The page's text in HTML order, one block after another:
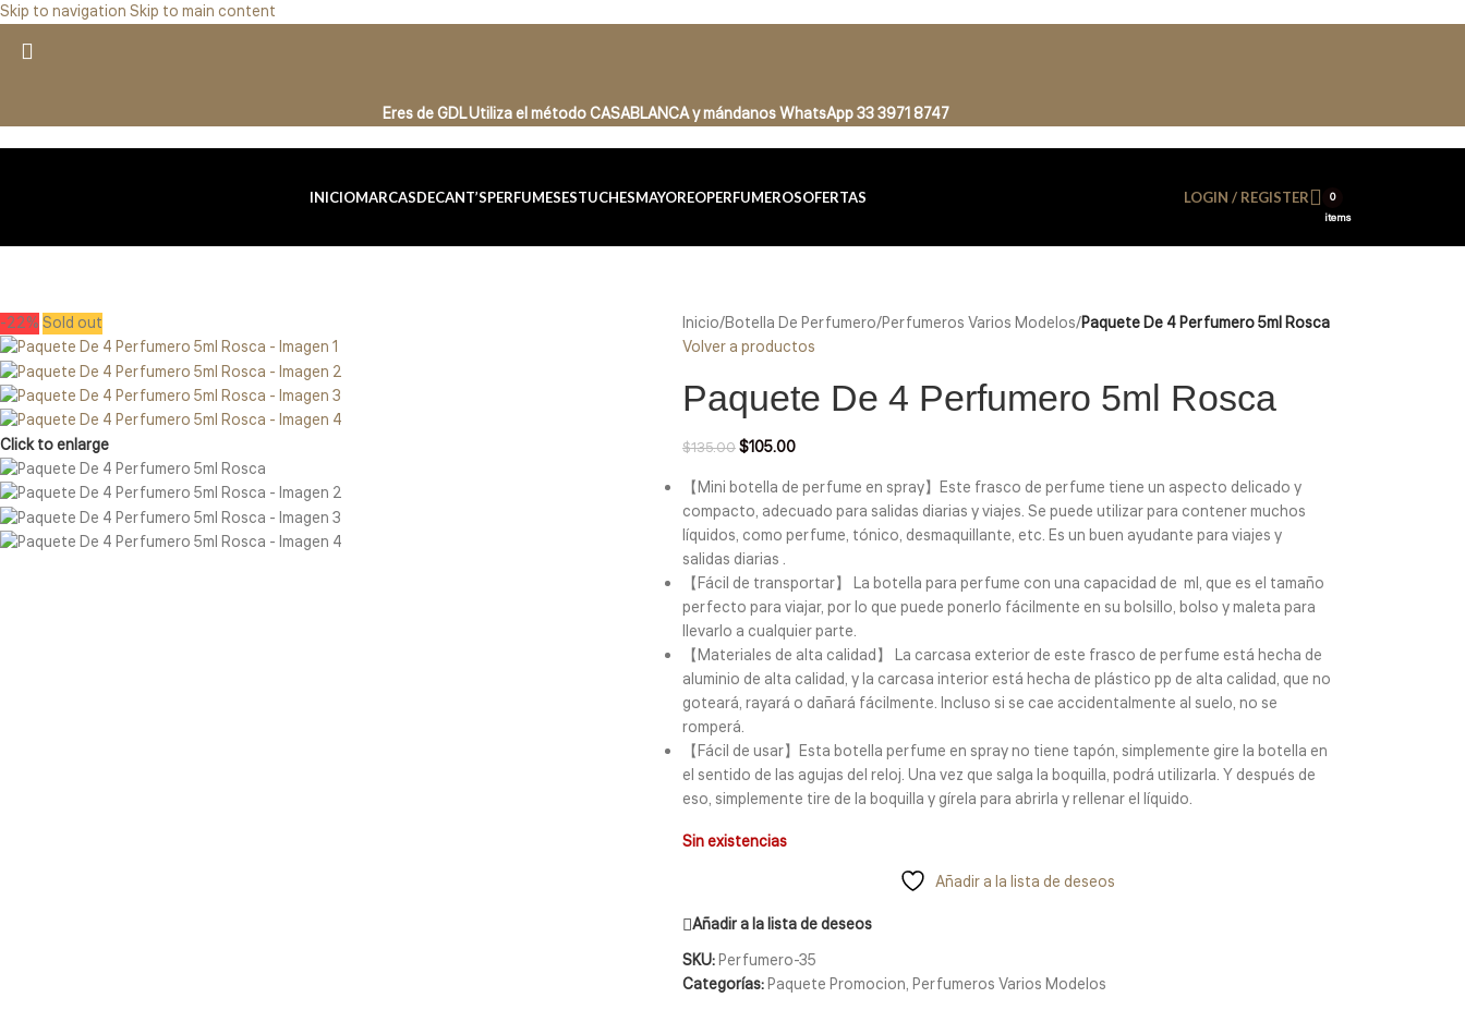
Skip to navigation Skip to main content
Eres de GDL Utiliza el método CASABLANCAymándanosWhatsApp 33 3971 8747
INICIOMARCASDECANT’SPERFUMESESTUCHESMAYOREOPERFUMEROSOFERTAS LOGIN / REGISTER
0
items
-22% Sold out
Click to enlarge
Inicio/Botella De Perfumero/Perfumeros Varios Modelos/Paquete De 4 Perfumero 5ml Rosca
Volver a productos
Paquete De 4 Perfumero 5ml Rosca
$135.00$105.00
【Mini botella de perfume en spray】Este frasco de perfume tiene un aspecto delicado y
compacto, adecuado para salidas diarias y viajes. Se puede utilizar para contener muchos
líquidos, como perfume, tónico, desmaquillante, etc. Es un buen ayudante para viajes y
salidas diarias .
【Fácil de transportar】 La botella para perfume con una capacidad de ml, que es el tamaño
perfecto para viajar, por lo que puede ponerlo fácilmente en su bolsillo, bolso y maleta para
llevarlo a cualquier parte.
【Materiales de alta calidad】 La carcasa exterior de este frasco de perfume está hecha de
aluminio de alta calidad, y la carcasa interior está hecha de plástico pp de alta calidad, que no
goteará, rayará o dañará fácilmente. Incluso si se cae accidentalmente al suelo, no se
romperá.
【Fácil de usar】Esta botella perfume en spray no tiene tapón, simplemente gire la botella en
el sentido de las agujas del reloj. Una vez que salga la boquilla, podrá utilizarla. Y después de
eso, simplemente tire de la boquilla y gírela para abrirla y rellenar el líquido.
Sin existencias
Añadir a la lista de deseos
Añadir a la lista de deseos
SKU:Perfumero-35
Categorías:Paquete Promocion, Perfumeros Varios Modelos